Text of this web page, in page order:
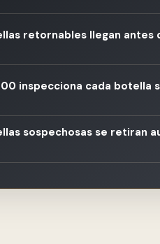
retornables llegan antes
inspecciona cada botella
sospechosas se retiran